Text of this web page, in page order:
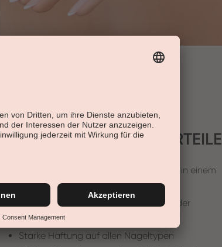
ENTDECKEN SIE DIE VORTEILE
3in1 - Haftung, Aufbau & Versiegelung in einem
Glättet sich von selbst
Formstabil – kein Verlaufen in die Ränder
komfortables Arbeiten
Starke Haftung auf allen Nageltypen